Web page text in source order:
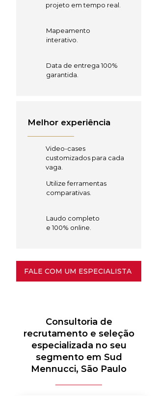
projeto em tempo real.
Mapeamento
interativo.
Data de entrega 100%
garantida.
Melhor experiência
Video-cases
customizados para cada
vaga.
Utilize ferramentas
comparativas.
Laudo completo
e 100% online.
FALE COM UM ESPECIALISTA
Consultoria de
recrutamento e seleção
especializada no seu
segmento em Sud
Mennucci, São Paulo